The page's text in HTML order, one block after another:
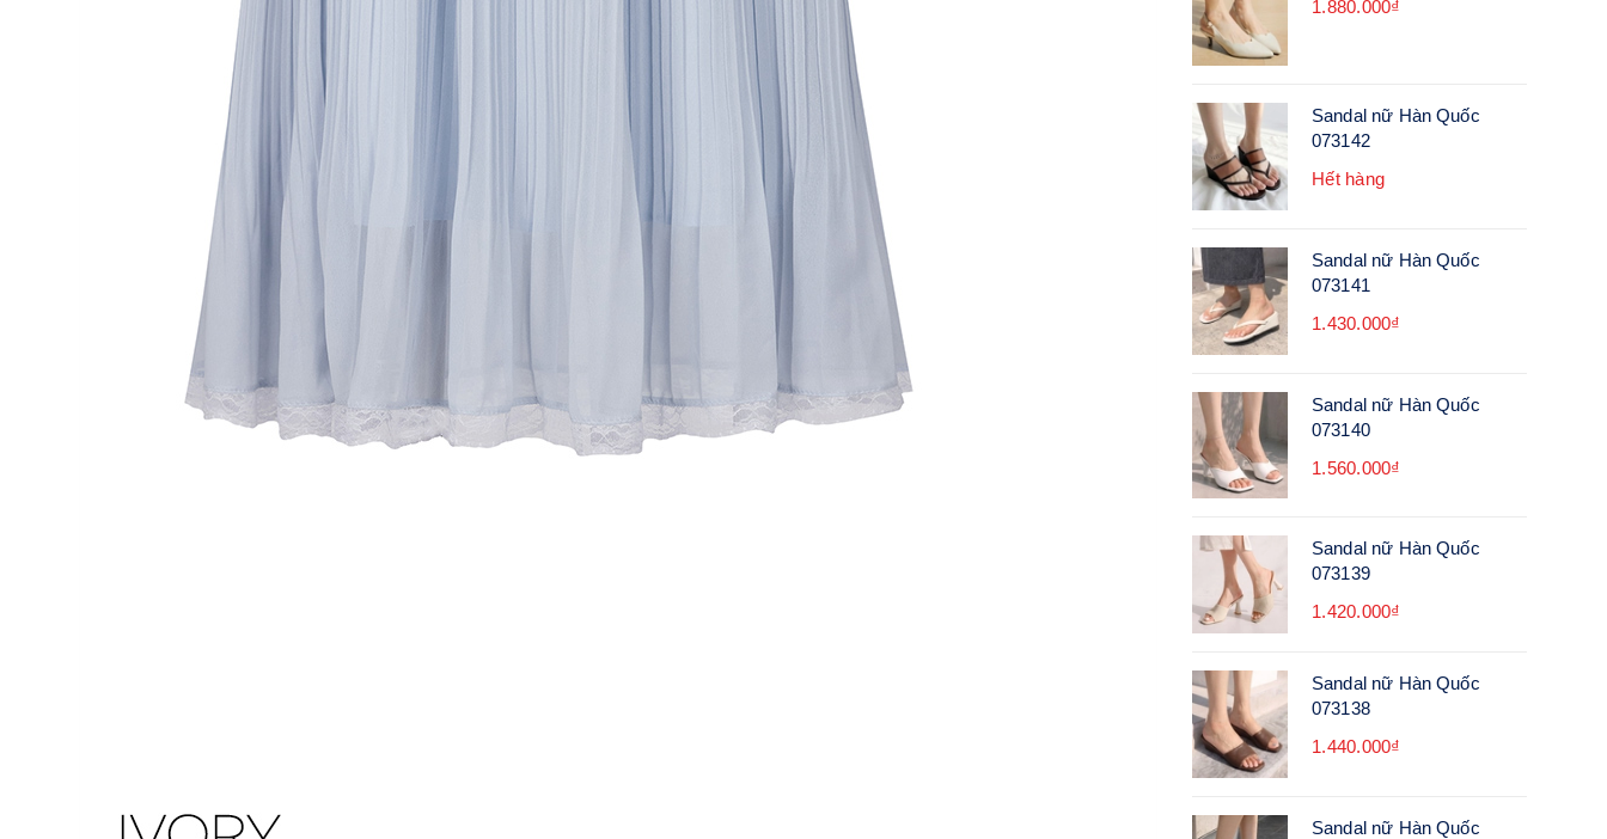
1.880.000₫
Sandal nữ Hàn Quốc
073142
Hết hàng
Sandal nữ Hàn Quốc
073141
1.430.000₫
Sandal nữ Hàn Quốc
073140
1.560.000₫
Sandal nữ Hàn Quốc
073139
1.420.000₫
Sandal nữ Hàn Quốc
073138
1.440.000₫
Sandal nữ Hàn Quốc